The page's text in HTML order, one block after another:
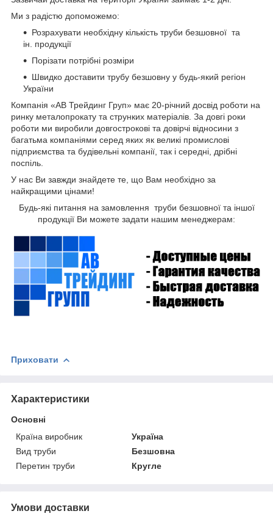
Ми з радістю допоможемо:
Розрахувати необхідну кількість труби безшовної та
ін. продукції
Порізати потрібні розміри
Швидко доставити трубу безшовну у будь-який регіон
України
Компанія «АВ Трейдинг Груп» має 20-річний досвід роботи на
ринку металопрокату та струнких матеріалів. За довгі роки
роботи ми виробили довгострокові та довірчі відносини з
багатьма компаніями серед яких як великі промислові
підприємства та будівельні компанії, так і середні, дрібні
поспіль.
У нас Ви завжди знайдете те, що Вам необхідно за
найкращими цінами!
Будь-які питання на замовлення труби безшовної та іншої
продукції Ви можете задати нашим менеджерам:
Приховати
Характеристики
Основні
Країна виробник
Україна
Вид труби
Безшовна
Перетин труби
Кругле
Умови доставки